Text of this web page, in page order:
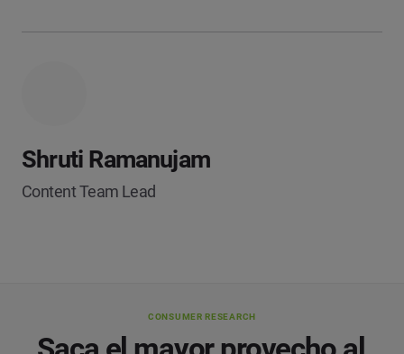
Shruti Ramanujam
Content Team Lead
CONSUMER RESEARCH